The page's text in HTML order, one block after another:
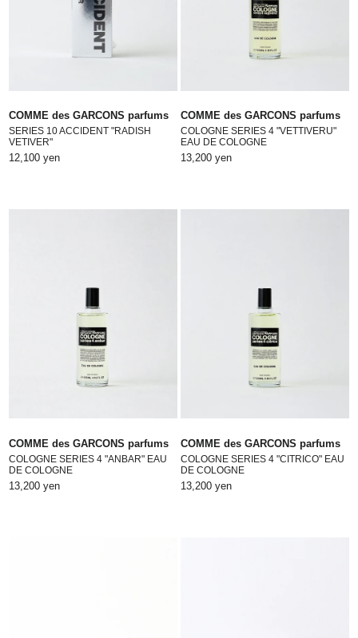
COMME des GARCONS parfums
SERIES 10 ACCIDENT "RADISH
VETIVER"
12,100 yen
COMME des GARCONS parfums
COLOGNE SERIES 4 "VETTIVERU"
EAU DE COLOGNE
13,200 yen
COMME des GARCONS parfums
COLOGNE SERIES 4 "ANBAR" EAU
DE COLOGNE
13,200 yen
COMME des GARCONS parfums
COLOGNE SERIES 4 "CITRICO" EAU
DE COLOGNE
13,200 yen